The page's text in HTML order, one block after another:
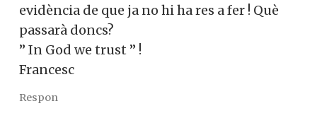
evidència de que ja no hi ha res a fer ! Què
passarà doncs?
” In God we trust ” !
Francesc
Respon